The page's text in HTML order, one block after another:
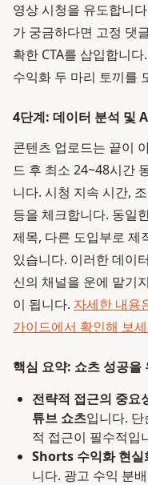
영상 시청을 유도합니
가 궁금하다면 고정 댓
확한 CTA를 삽입합니다
수익화 두 마리 토끼를
4단계: 데이터 분석 및
콘텐츠 업로드는 끝이
드 후 최소 24~48시간
니다. 시청 지속 시간,
등을 체크합니다. 동일
제목, 다른 도입부로 제
있습니다. 이러한 데이
신의 채널을 운에 맡기
이 됩니다. 자세한 내용
가이드에서 확인해 보
핵심 요약: 쇼츠 성공
전략적 접근의 중요
튜브 쇼츠입니다.
적 접근이 필수적입
Shorts 수익화 현실
니다. 광고 수익 분